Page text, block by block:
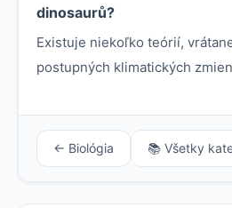
dinosaurů?
Existuje niekoľko teórií,
postupných klimatických
← Biológia 📚 Všetky